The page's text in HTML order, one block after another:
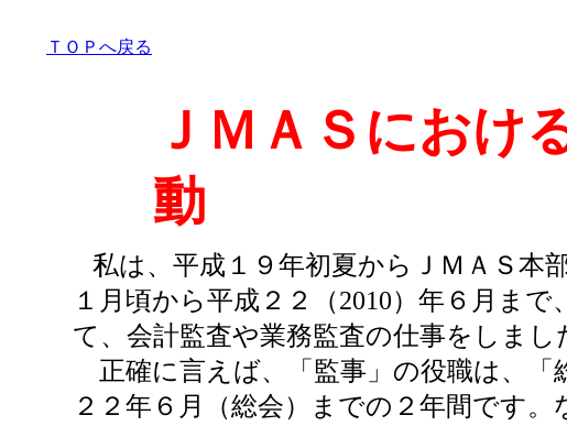
ＴＯＰへ戻る
ＪＭＡＳにおけ
動
私は、平成１９年初夏からＪＭＡＳ本
１月頃から平成２２（2010）年６月ま
て、会計監査や業務監査の仕事をしまし
正確に言えば、「監事」の役職は、「
２２年６月（総会）までの２年間です